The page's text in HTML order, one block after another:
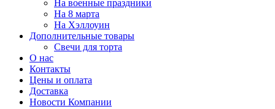
На военные праздники
На 8 марта
На Хэллоуин
Дополнительные товары
Свечи для торта
О нас
Контакты
Цены и оплата
Доставка
Новости Компании